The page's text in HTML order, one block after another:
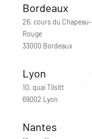
Bordeaux
26, cours du Chapeau-
Rouge
33000 Bordeaux
Lyon
10, quai Tilsitt
69002 Lyon
Nantes